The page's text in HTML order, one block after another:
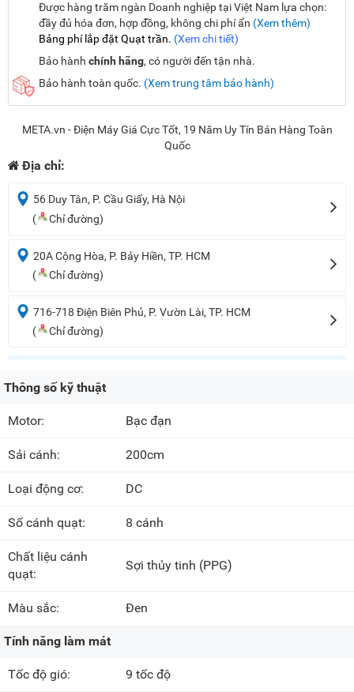
Được hàng trăm ngàn Doanh nghiệp tại Việt Nam lựa chọn:
đầy đủ hóa đơn, hợp đồng, không chi phí ẩn (Xem thêm)
Bảng phí lắp đặt Quạt trần. (Xem chi tiết)
Bảo hành chính hãng, có người đến tận nhà.
Bảo hành toàn quốc. (Xem trung tâm bảo hành)
META.vn - Điện Máy Giá Cực Tốt, 19 Năm Uy Tín Bán Hàng Toàn
Quốc
Địa chỉ:
56 Duy Tân, P. Cầu Giấy, Hà Nội
(
Chỉ đường)
20A Cộng Hòa, P. Bảy Hiền, TP. HCM
(
Chỉ đường)
716-718 Điện Biên Phủ, P. Vườn Lài, TP. HCM
(
Chỉ đường)
Thông số kỹ thuật
Motor: Bạc đạn
Sải cánh: 200cm
Loại động cơ: DC
Số cánh quạt: 8 cánh
Chất liệu cánh
quạt:
Sợi thủy tinh (PPG)
Màu sắc: Đen
Tính năng làm mát
Tốc độ gió: 9 tốc độ